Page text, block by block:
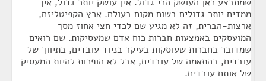
ממדים יותר גדולים בשום מקום בעולם. ארץ הקפיטליזם,
ארצות-הברית, זה לא מגיע שם לכדי חצי אחוז מסך
המועסקים באמצעות חברות כוח אדם שמעסיקות. שם רואים
שמדובר בחברות שעוסקות בעיקר בניוד עובדים, בתיווך של
עובדים, בהתאמה של עובדים, אבל לא הופכות להיות המעסיק
של אותם עובדים.